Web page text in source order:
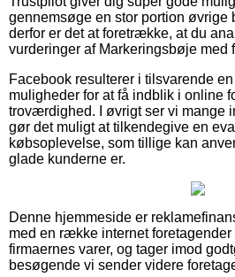
gennemsøge en stor portion øvrige
derfor er det at foretrække, at du
vurderinger af Markeringsbøje med
Facebook resulterer i tilsvarende
muligheder for at få indblik i online
troværdighed. I øvrigt ser vi mange
gør det muligt at tilkendegive en
købsoplevelse, som tillige kan
glade kunderne er.
Denne hjemmeside er
med en række internet
firmaernes varer, og tager imod
besøgende vi sender videre